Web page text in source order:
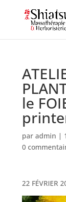
le
par admin |
0
22 FÉVRIER